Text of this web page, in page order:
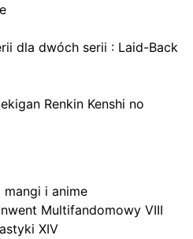
dla dwóch serii : Laid-Back
Renkin Kenshi no
i anime
Multifandomowy VIII
XIV